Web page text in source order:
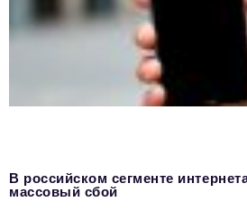
В российском сегменте
массовый сбой